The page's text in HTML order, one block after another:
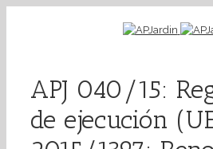
APJ 040/15:
de ejecución